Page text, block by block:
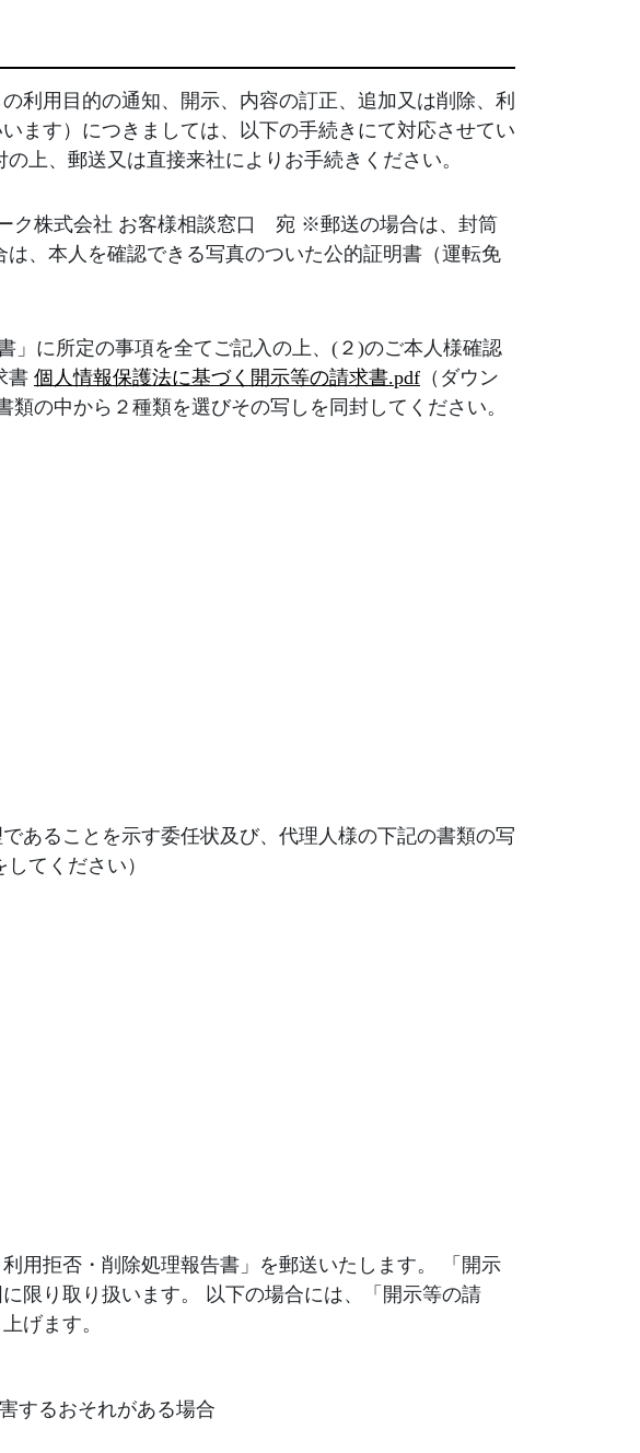
利用目的の通知、開示、内容の訂正、追加又は削除、利
ます）につきましては、以下の手続きにて対応させてい
上、郵送又は直接来社によりお手続きください。
ク株式会社 お客様相談窓口 宛 ※郵送の場合は、封筒
、本人を確認できる写真のついた公的証明書（運転免
」に所定の事項を全てご記入の上、(２)のご本人様確認
書 個人情報保護法に基づく開示等の請求書.pdf （ダウン
の中から２種類を選びその写しを同封してください。
あることを示す委任状及び、代理人様の下記の書類の写
てください）
用拒否・削除処理報告書」を郵送いたします。 「開示
限り取り扱います。 以下の場合には、「開示等の請
げます。
するおそれがある場合